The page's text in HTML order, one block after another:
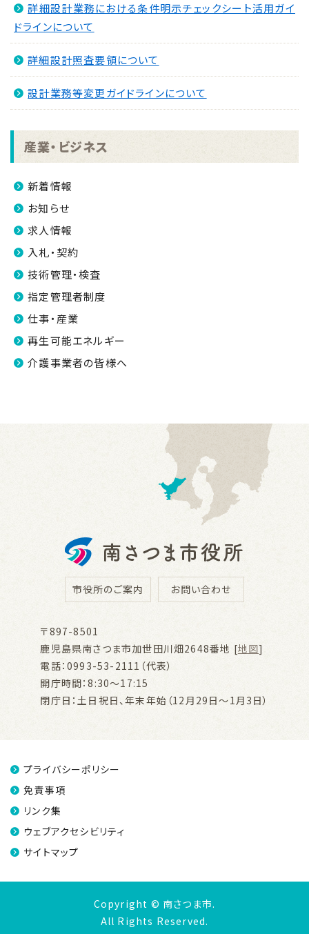
詳細設計業務における条件明示チェックシート活用ガイ
ドラインについて
詳細設計照査要領について
設計業務等変更ガイドラインについて
産業・ビジネス
新着情報
お知らせ
求人情報
入札・契約
技術管理・検査
指定管理者制度
仕事・産業
再生可能エネルギー
介護事業者の皆様へ
市役所のご案内 お問い合わせ
〒897-8501
鹿児島県南さつま市加世田川畑2648番地 [地図]
電話：0993-53-2111（代表）
開庁時間：8:30～17:15
閉庁日：土日祝日、年末年始（12月29日～1月3日）
プライバシーポリシー
免責事項
リンク集
ウェブアクセシビリティ
サイトマップ
Copyright © 南さつま市.
All Rights Reserved.